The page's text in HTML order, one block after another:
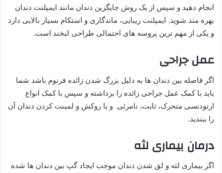
انجام دهید و سپس از یک روش جایگزین دندان مانند ایمپلنت دندان
بهره مند شوید. ایمپلنت زیبایی، ماندگاری و استکام بسیار بالایی دارد
و یکی از مهم ترین پروسه های احتمالی طراحی لبخند است.
عمل جراحی
اگر فاصله بین دندان ها به دلیل بزرگ شدن زائده فرنوم باشد شما
باید با کمک عمل جراحی زائده را برداشته و سپس با کمک انواع
ارتودنسی متحرک، ثابت، نامرئی و یا روکش و لمینت کردن دندان آن
را ببندید.
درمان بیماری لثه
اگر بیماری لثه و لق شدن دندان موجب ایجاد گپ بین دندان ها شده